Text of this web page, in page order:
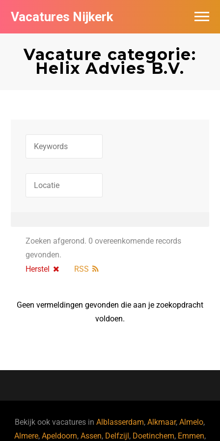
Vacatures Nijkerk
Vacature categorie:
Helix Advies B.V.
Zoeken afgerond. 0 overeenkomende records
gevonden.
Herstel
RSS
Geen vermeldingen gevonden die aan je zoekopdracht
voldoen.
Bekijk ook vacatures inAlblasserdam,Alkmaar,Almelo,
Almere, Apeldoorn, Assen, Delfzijl , Doetinchem, Emmen,